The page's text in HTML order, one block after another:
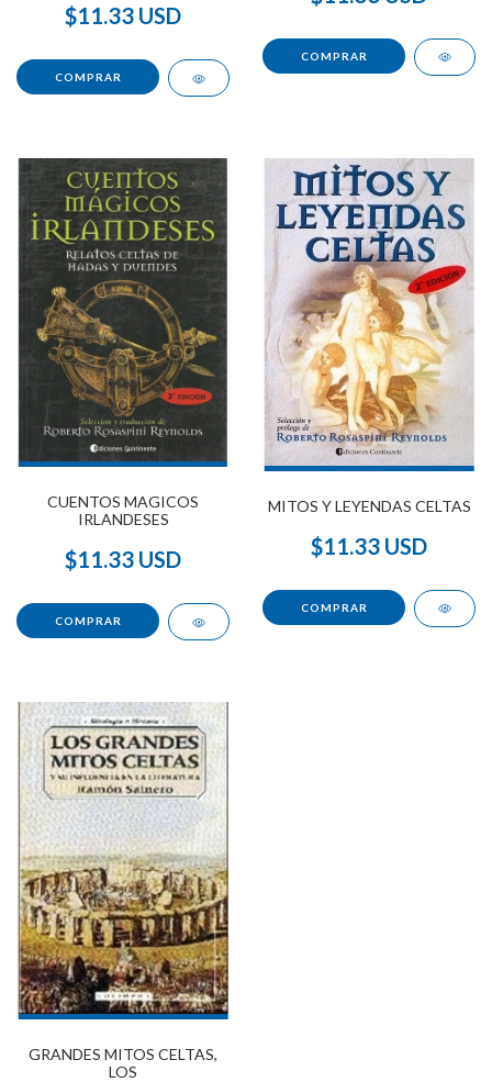
$11.33 USD
CUENTOS MAGICOS
IRLANDESES
$11.33 USD
MITOS Y LEYENDAS CELTAS
$11.33 USD
GRANDES MITOS CELTAS,
LOS